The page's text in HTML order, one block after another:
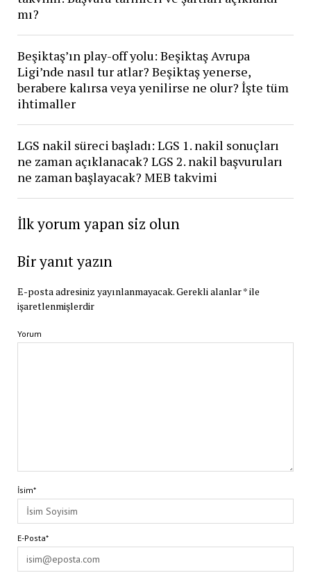
mı?
Beşiktaş’ın play-off yolu: Beşiktaş Avrupa
Ligi’nde nasıl tur atlar? Beşiktaş yenerse,
berabere kalırsa veya yenilirse ne olur? İşte tüm
ihtimaller
LGS nakil süreci başladı: LGS 1. nakil sonuçları
ne zaman açıklanacak? LGS 2. nakil başvuruları
ne zaman başlayacak? MEB takvimi
İlk yorum yapan siz olun
Bir yanıt yazın
E-posta adresiniz yayınlanmayacak.Gerekli alanlar*ile
işaretlenmişlerdir
Yorum
İsim*
E-Posta*